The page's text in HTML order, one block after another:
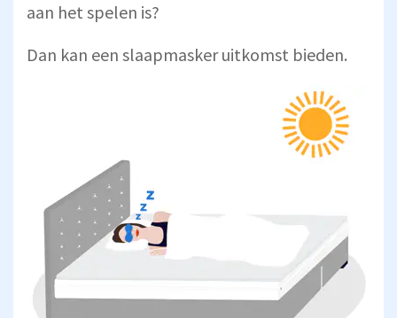
aan het spelen is?
Dan kan een slaapmasker uitkomst bieden.